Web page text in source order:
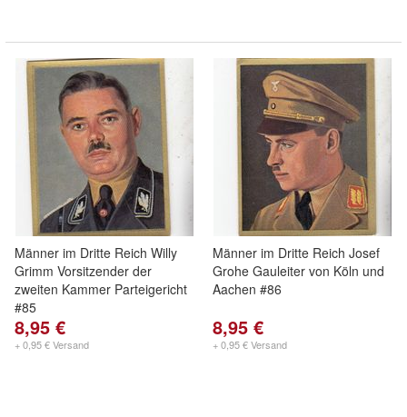
Männer im Dritte Reich Willy
Grimm Vorsitzender der
zweiten Kammer Parteigericht
#85
8,95 €
+ 0,95 € Versand
Männer im Dritte Reich Josef
Grohe Gauleiter von Köln und
Aachen #86
8,95 €
+ 0,95 € Versand